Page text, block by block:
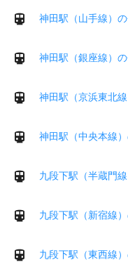
神田駅（山手線）
神田駅（銀座線）
神田駅（京浜東北
神田駅（中央本線
九段下駅（半蔵門
九段下駅（新宿線
九段下駅（東西線